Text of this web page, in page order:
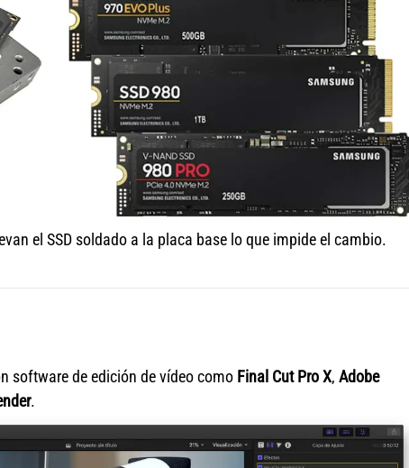
el SSD soldado a la placa base lo que impide el cambio.
software de edición de vídeo como Final Cut Pro X, Adobe
.